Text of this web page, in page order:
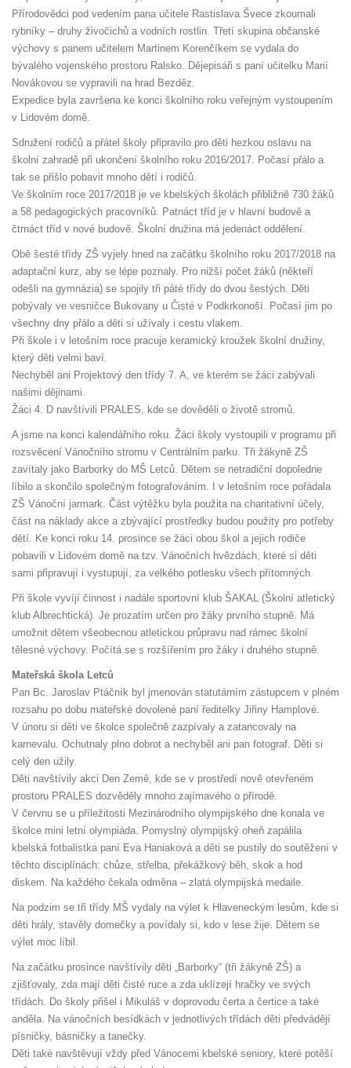
Přírodovědci pod vedením pana učitele Rastislava Švece zkoumali
rybníky – druhy živočichů a vodních rostlin. Třetí skupina občanské
výchovy s panem učitelem Martinem Korenčíkem se vydala do
bývalého vojenského prostoru Ralsko. Dějepisáři s paní učitelku Marií
Novákovou se vypravili na hrad Bezděz.
Expedice byla završena ke konci školního roku veřejným vystoupením
v Lidovém domě.
Sdružení rodičů a přátel školy připravilo pro děti hezkou oslavu na
školní zahradě při ukončení školního roku 2016/2017. Počasí přálo a
tak se přišlo pobavit mnoho dětí i rodičů.
Ve školním roce 2017/2018 je ve kbelských školách přibližně 730 žáků
a 58 pedagogických pracovníků. Patnáct tříd je v hlavní budově a
čtrnáct tříd v nové budově. Školní družina má jedenáct oddělení.
Obě šesté třídy ZŠ vyjely hned na začátku školního roku 2017/2018 na
adaptační kurz, aby se lépe poznaly. Pro nižší počet žáků (někteří
odešli na gymnázia) se spojily tři páté třídy do dvou šestých. Děti
pobývaly ve vesničce Bukovany u Čisté v Podkrkonoší. Počasí jim po
všechny dny přálo a děti si užívaly i cestu vlakem.
Při škole i v letošním roce pracuje keramický kroužek školní družiny,
který děti velmi baví.
Nechyběl ani Projektový den třídy 7. A, ve kterém se žáci zabývali
našimi dějinami.
Žáci 4. D navštívili PRALES, kde se dověděli o životě stromů.
A jsme na konci kalendářního roku. Žáci školy vystoupili v programu při
rozsvěcení Vánočního stromu v Centrálním parku. Tři žákyně ZŠ
zavítaly jako Barborky do MŠ Letců. Dětem se netradiční dopoledne
líbilo a skončilo společným fotografováním. I v letošním roce pořádala
ZŠ Vánoční jarmark. Část výtěžku byla použita na charitativní účely,
část na náklady akce a zbývající prostředky budou použity pro potřeby
dětí. Ke konci roku 14. prosince se žáci obou škol a jejich rodiče
pobavili v Lidovém domě na tzv. Vánočních hvězdách, které si děti
sami připravují i vystupují, za velkého potlesku všech přítomných.
Při škole vyvíjí činnost i nadále sportovní klub ŠAKAL (Školní atletický
klub Albrechtická). Je prozatím určen pro žáky prvního stupně. Má
umožnit dětem všeobecnou atletickou průpravu nad rámec školní
tělesné výchovy. Počítá se s rozšířením pro žáky i druhého stupně.
Mateřská škola Letců
Pan Bc. Jaroslav Ptáčník byl jmenován statutárním zástupcem v plném
rozsahu po dobu mateřské dovolené paní ředitelky Jiřiny Hamplové.
V únoru si děti ve školce společně zazpívaly a zatancovaly na
karnevalu. Ochutnaly plno dobrot a nechyběl ani pan fotograf. Děti si
celý den užily.
Děti navštívily akci Den Země, kde se v prostředí nově otevřeném
prostoru PRALES dozvěděly mnoho zajímavého o přírodě.
V červnu se u příležitosti Mezinárodního olympijského dne konala ve
školce mini letní olympiáda. Pomyslný olympijský oheň zapálila
kbelská fotbalistka paní Eva Haniaková a děti se pustily do soutěžení v
těchto disciplínách: chůze, střelba, překážkový běh, skok a hod
diskem. Na každého čekala odměna – zlatá olympijská medaile.
Na podzim se tři třídy MŠ vydaly na výlet k Hlaveneckým lesům, kde si
děti hrály, stavěly domečky a povídaly si, kdo v lese žije. Dětem se
výlet moc líbil.
Na začátku prosince navštívily děti „Barborky“ (tři žákyně ZŠ) a
zjišťovaly, zda mají děti čisté ruce a zda uklízejí hračky ve svých
třídách. Do školy přišel i Mikuláš v doprovodu čerta a čertice a také
anděla. Na vánočních besídkách v jednotlivých třídách děti předvádějí
písničky, básničky a tanečky.
Děti také navštěvují vždy před Vánocemi kbelské seniory, které potěší